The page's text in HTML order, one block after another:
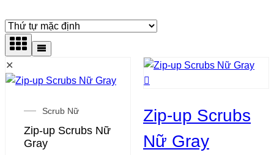
✕
Scrub Nữ
Zip-up Scrubs Nữ
Gray
Zip-up Scrubs
Nữ Gray